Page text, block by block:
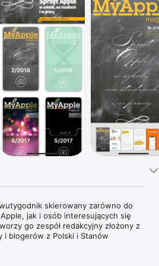
skierowany zarówno do
jak i osób interesujących się
go zespół redakcyjny złożony z
i blogerów z Polski i Stanów